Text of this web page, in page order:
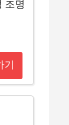
조명
기